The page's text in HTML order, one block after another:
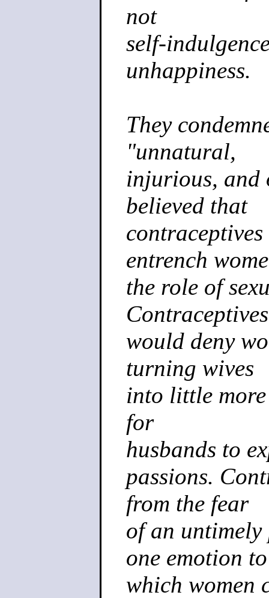
not
self-
unhappiness.
Тhey
"unnatural,
injurious, and
believed that
entrench
the role of
Contraceptives
would deny
turning wives
into little
for
husbands to
passions.
from the fear
of an untimely
one emotion to
which women